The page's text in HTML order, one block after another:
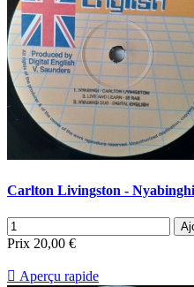
Carlton Livingston -
Prix 20,00 €
 Aperçu rapide